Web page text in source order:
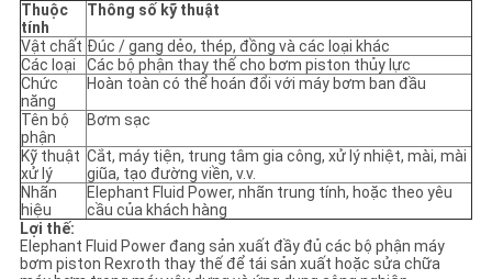
Thuộc
tính
Thông số kỹ thuật
Vật chất Đúc / gang dẻo, thép, đồng và các loại khác
Các loại
Các bộ phận thay thế cho bơm piston thủy lực
Chức
năng
Hoàn toàn có thể hoán đổi với máy bơm ban đầu
Tên bộ
phận
Bơm sạc
Kỹ thuật
xử lý
Cắt, máy tiện, trung tâm gia công, xử lý nhiệt, mài, mài
giũa, tạo đường viền, v.v.
Nhãn
hiệu
Elephant Fluid Power, nhãn trung tính, hoặc theo yêu
cầu của khách hàng
Lợi thế:
Elephant Fluid Power đang sản xuất đầy đủ các bộ phận máy
bơm piston Rexroth thay thế để tái sản xuất hoặc sửa chữa